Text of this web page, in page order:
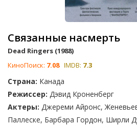
Связанные насмерть
Dead Ringers (1988)
КиноПоиск: 7.08 IMDB: 7.3
Страна: Канада
Режиссер: Дэвид Кроненберг
Актеры: Джереми Айронс,
Паллеске, Барбара Гордон, Ширли